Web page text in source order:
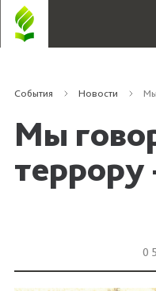
События Новости
Мы